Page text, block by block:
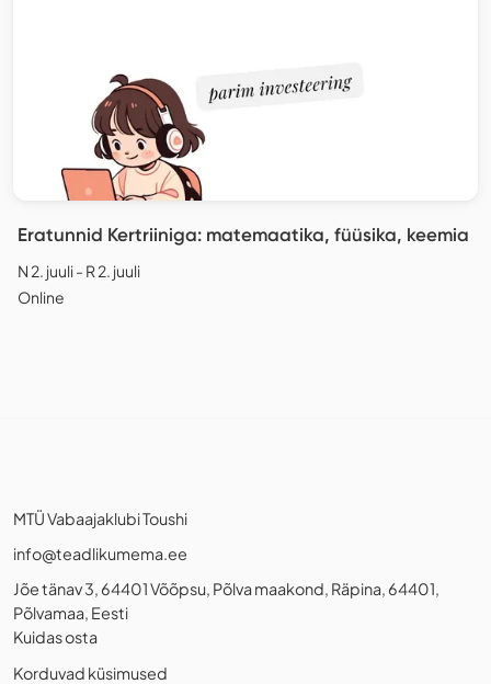
Eratunnid Kertriiniga: matemaatika, füüsika, keemia
N 2. juuli - R 2. juuli
Online
MTÜ Vabaajaklubi Toushi
info@teadlikumema.ee
Jõe tänav 3, 64401 Võõpsu, Põlva maakond, Räpina, 64401,
Põlvamaa, Eesti
Kuidas osta
Korduvad küsimused